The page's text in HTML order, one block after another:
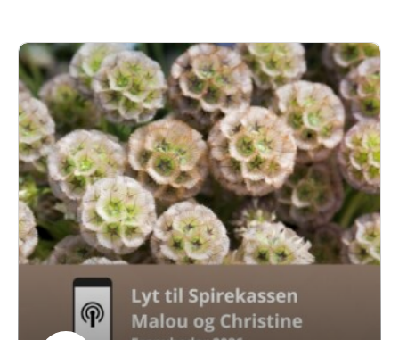
grokraft og galskab på SpirekasseGården.
Det er ærligt, jordnært, lidt fjollet og helt igennem
Spirekassen.Tak for 2025 – og velkommen med indenfor, når
vi samler op og ser frem mod et spirende 2026 🌱✨
Læs om vores år i Spirekassen